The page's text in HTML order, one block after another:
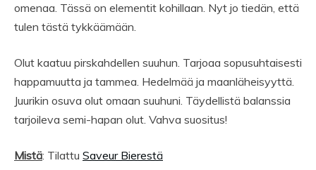
omenaa. Tässä on elementit kohillaan. Nyt jo tiedän, että
tulen tästä tykkäämään.
Olut kaatuu pirskahdellen suuhun. Tarjoaa sopusuhtaisesti
happamuutta ja tammea. Hedelmää ja maanläheisyyttä.
Juurikin osuva olut omaan suuhuni. Täydellistä balanssia
tarjoileva semi-hapan olut. Vahva suositus!
Mistä: Tilattu Saveur Bierestä